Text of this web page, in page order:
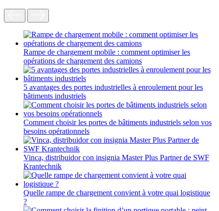
Rampe de chargement mobile : comment optimiser les
opérations de chargement des camions
5 avantages des portes industrielles à enroulement pour les
bâtiments industriels
Comment choisir les portes de bâtiments industriels selon vos
besoins opérationnels
Vinca, distribuidor con insignia Master Plus Partner de SWF
Krantechnik
Quelle rampe de chargement convient à votre quai logistique
?